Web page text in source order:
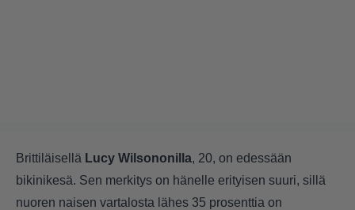
Brittiläisellä Lucy Wilsononilla, 20, on edessään
bikinikesä. Sen merkitys on hänelle erityisen suuri, sillä
nuoren naisen vartalosta lähes 35 prosenttia on